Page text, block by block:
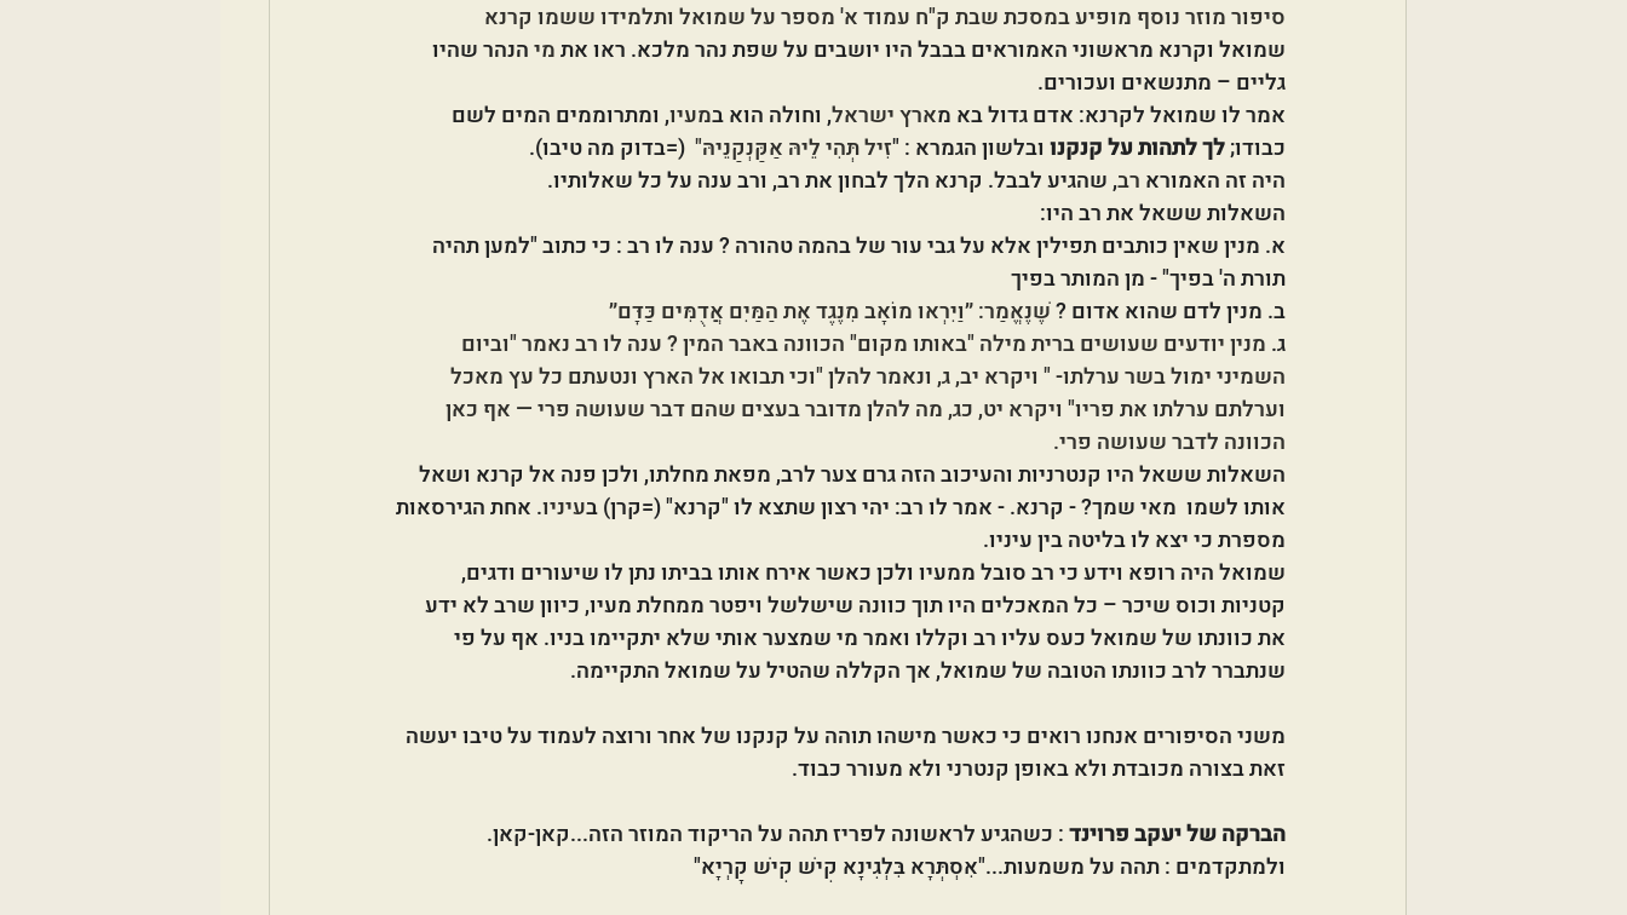
סיפור מוזר נוסף מופיע במסכת שבת ק"ח עמוד א' מספר על שמואל ותלמידו ששמו קרנא
שמואל וקרנא מראשוני האמוראים בבבל היו יושבים על שפת נהר מלכא. ראו את מי הנהר שהיו
גליים – מתנשאים ועכורים.
אמר לו שמואל לקרנא: אדם גדול בא מארץ ישראל, וחולה הוא במעיו, ומתרוממים המים לשם
כבודו; לך לתהות על קנקנו ובלשון הגמרא : "זִיל תְּהִי לֵיהּ אַקַּנְקַנֵּיהּ" (=בדוק מה טיבו).
היה זה האמורא רב, שהגיע לבבל. קרנא הלך לבחון את רב, ורב ענה על כל שאלותיו.
השאלות ששאל את רב היו:
א. מנין שאין כותבים תפילין אלא על גבי עור של בהמה טהורה ? ענה לו רב : כי כתוב "למען תהיה
תורת ה' בפיך" - מן המותר בפיך
ב. מנין לדם שהוא אדום ? שֶׁנֶּאֱמַר: ״וַיִּרְאוּ מוֹאָב מִנֶּגֶד אֶת הַמַּיִם אֲדֻמִּים כַּדָּם״
ג. מנין יודעים שעושים ברית מילה "באותו מקום" הכוונה באבר המין ? ענה לו רב נאמר "וביום
השמיני ימול בשר ערלתו- " ויקרא יב, ג, ונאמר להלן "וכי תבואו אל הארץ ונטעתם כל עץ מאכל
וערלתם ערלתו את פריו" ויקרא יט, כג, מה להלן מדובר בעצים שהם דבר שעושה פרי — אף כאן
הכוונה לדבר שעושה פרי.
השאלות ששאל היו קנטרניות והעיכוב הזה גרם צער לרב, מפאת מחלתו, ולכן פנה אל קרנא ושאל
אותו לשמו  מאי שמך? - קרנא. - אמר לו רב: יהי רצון שתצא לו "קרנא" (=קרן) בעיניו. אחת הגירסאות
מספרת כי יצא לו בליטה בין עיניו.
שמואל היה רופא וידע כי רב סובל ממעיו ולכן כאשר אירח אותו בביתו נתן לו שיעורים ודגים,
קטניות וכוס שיכר – כל המאכלים היו תוך כוונה שישלשל ויפטר ממחלת מעיו, כיוון שרב לא ידע
את כוונתו של שמואל כעס עליו רב וקללו ואמר מי שמצער אותי שלא יתקיימו בניו. אף על פי
שנתברר לרב כוונתו הטובה של שמואל, אך הקללה שהטיל על שמואל התקיימה.
משני הסיפורים אנחנו רואים כי כאשר מישהו תוהה על קנקנו של אחר ורוצה לעמוד על טיבו יעשה
זאת בצורה מכובדת ולא באופן קנטרני ולא מעורר כבוד.
הברקה של יעקב פרוינד : כשהגיע לראשונה לפריז תהה על הריקוד המוזר הזה...קאן-קאן.
ולמתקדמים : תהה על משמעות..."אִסְתְּרָא בִּלְגִינָא קִישׁ קִישׁ קָרְיָא"